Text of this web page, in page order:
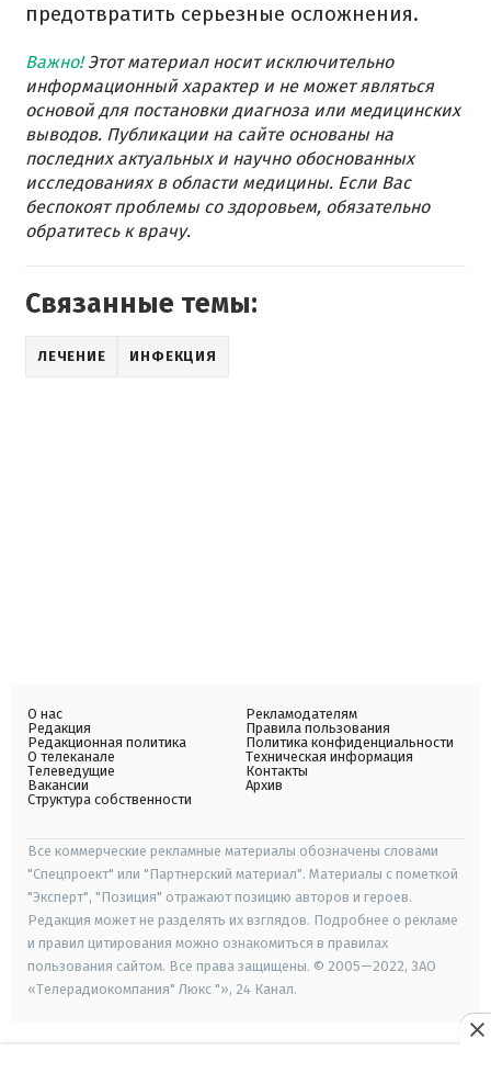
предотвратить серьезные осложнения.
Важно!Этот материал носит исключительно
информационный характер и не может являться
основой для постановки диагноза или медицинских
выводов. Публикации на сайте основаны на
последних актуальных и научно обоснованных
исследованиях в области медицины. Если Вас
беспокоят проблемы со здоровьем, обязательно
обратитесь к врачу.
Связанные темы:
ЛЕЧЕНИЕ ИНФЕКЦИЯ
О нас
Редакция
Редакционная политика
О телеканале
Телеведущие
Вакансии
Структура собственности
Рекламодателям
Правила пользования
Политика конфиденциальности
Техническая информация
Контакты
Архив
Все коммерческие рекламные материалы обозначены словами
"Спецпроект" или "Партнерский материал". Материалы с пометкой
"Эксперт", "Позиция" отражают позицию авторов и героев.
Редакция может не разделять их взглядов. Подробнее о рекламе
и правил цитирования можно ознакомиться в правилах
пользования сайтом. Все права защищены. © 2005—2022, ЗАО
«Телерадиокомпания" Люкс "», 24 Канал.